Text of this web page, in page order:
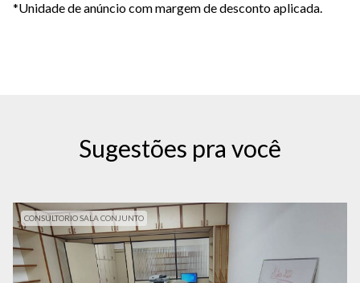
*Unidade de anúncio com margem de desconto aplicada.
Sugestões pra você
CONSULTORIO SALA CONJUNTO